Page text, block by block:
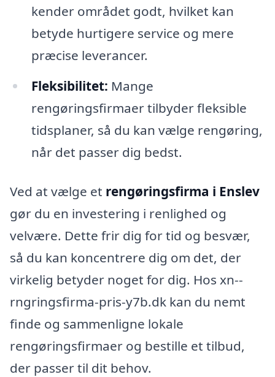
kender området godt, hvilket kan
betyde hurtigere service og mere
præcise leverancer.
Fleksibilitet: Mange
rengøringsfirmaer tilbyder fleksible
tidsplaner, så du kan vælge rengøring,
når det passer dig bedst.
Ved at vælge et rengøringsfirma i Enslev
gør du en investering i renlighed og
velvære. Dette frir dig for tid og besvær,
så du kan koncentrere dig om det, der
virkelig betyder noget for dig. Hos xn--
rngringsfirma-pris-y7b.dk kan du nemt
finde og sammenligne lokale
rengøringsfirmaer og bestille et tilbud,
der passer til dit behov.